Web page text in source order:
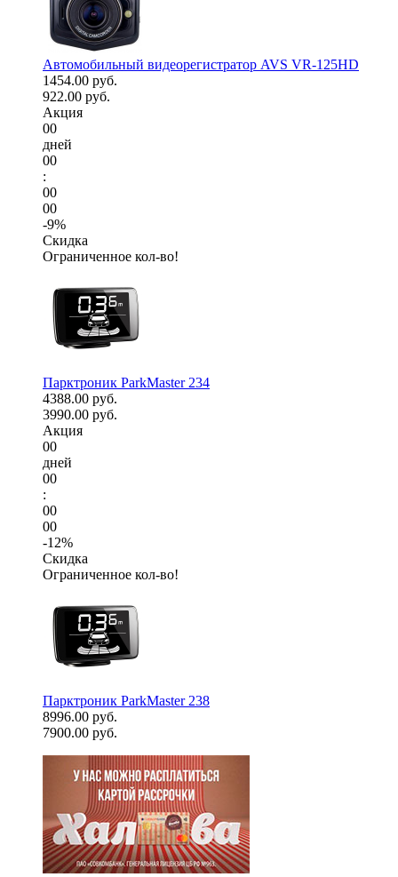
Автомобильный видеорегистратор AVS VR-125HD
1454.00 руб.
922.00 руб.
Акция
00
дней
00
:
00
00
-9%
Скидка
Ограниченное кол-во!
Парктроник ParkMaster 234
4388.00 руб.
3990.00 руб.
Акция
00
дней
00
:
00
00
-12%
Скидка
Ограниченное кол-во!
Парктроник ParkMaster 238
8996.00 руб.
7900.00 руб.